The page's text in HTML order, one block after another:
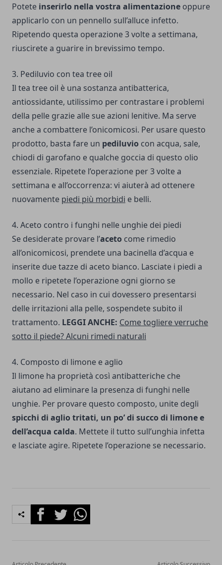
Potete inserirlo nella vostra alimentazione oppure
applicarlo con un pennello sull’alluce infetto.
Ripetendo questa operazione 3 volte a settimana,
riuscirete a guarire in brevissimo tempo.
3. Pediluvio con tea tree oil
Il tea tree oil è una sostanza antibatterica,
antiossidante, utilissimo per contrastare i problemi
della pelle grazie alle sue azioni lenitive. Ma serve
anche a combattere l’onicomicosi. Per usare questo
prodotto, basta fare un pediluvio con acqua, sale,
chiodi di garofano e qualche goccia di questo olio
essenziale. Ripetete l’operazione per 3 volte a
settimana e all’occorrenza: vi aiuterà ad ottenere
nuovamente piedi più morbidi e belli.
4. Aceto contro i funghi nelle unghie dei piedi
Se desiderate provare l’aceto come rimedio
all’onicomicosi, prendete una bacinella d’acqua e
inserite due tazze di aceto bianco. Lasciate i piedi a
mollo e ripetete l’operazione ogni giorno se
necessario. Nel caso in cui dovessero presentarsi
delle irritazioni alla pelle, sospendete subito il
trattamento. LEGGI ANCHE: Come togliere verruche
sotto il piede? Alcuni rimedi naturali
4. Composto di limone e aglio
Il limone ha proprietà così antibatteriche che
aiutano ad eliminare la presenza di funghi nelle
unghie. Per provare questo composto, unite degli
spicchi di aglio tritati, un po’ di succo di limone e
dell’acqua calda. Mettete il tutto sull’unghia infetta
e lasciate agire. Ripetete l’operazione se necessario.
FacebookTwitterWhatsapp